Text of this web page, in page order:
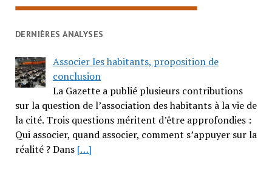
DERNIÈRES ANALYSES
Associer les habitants, proposition de
conclusion
La Gazette a publié plusieurs contributions
sur la question de l’association des habitants à la vie de
la cité. Trois questions méritent d’être approfondies :
Qui associer, quand associer, comment s’appuyer sur la
réalité ? Dans […]